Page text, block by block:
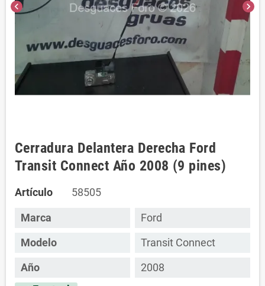
chevron_left chevron_right
Cerradura Delantera Derecha Ford
Transit Connect Año 2008 (9 pines)
Artículo 58505
Marca
Ford
Modelo
Transit Connect
Año
2008